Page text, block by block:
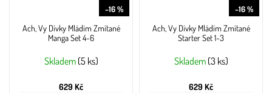
–16 %
Ach, Vy Dívky Mládím Zmítané
Manga Set 4-6
Skladem (5 ks)
629 Kč
–16 %
Ach, Vy Dívky Mládím Zmítané
Starter Set 1-3
Skladem (3 ks)
629 Kč